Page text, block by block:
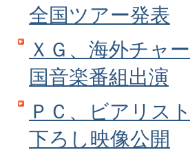
全国ツアー発表
ＸＧ、海外チャ
国音楽番組出演
ＰＣ、ビアリス
下ろし映像公開